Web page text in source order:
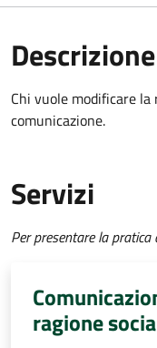
Descrizione
Chi vuole modificare
comunicazione.
Servizi
Per presentare la pratica
ragione